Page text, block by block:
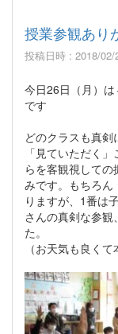
授業参観あり
投稿日時 : 2018/02/
今日26日（月）
です
どのクラスも真剣
「見ていただく
らを客観視して
みです。もちろん
りますが、1番は
さんの真剣な参観
た。
（お天気も良く